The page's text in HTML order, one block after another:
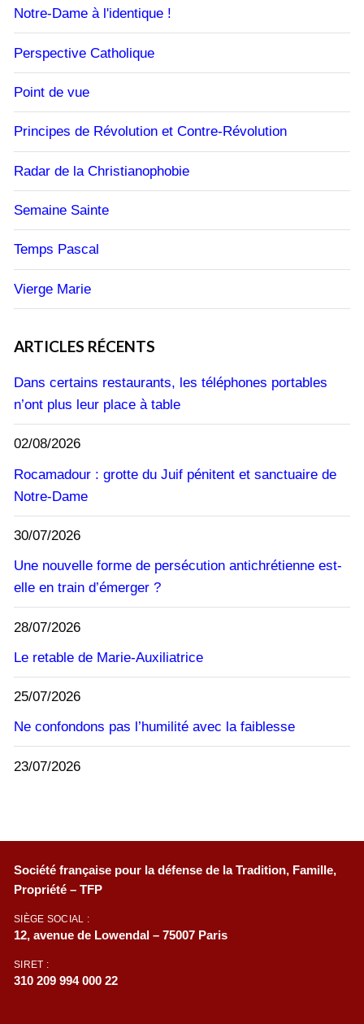
Notre-Dame à l'identique !
Perspective Catholique
Point de vue
Principes de Révolution et Contre-Révolution
Radar de la Christianophobie
Semaine Sainte
Temps Pascal
Vierge Marie
ARTICLES RÉCENTS
Dans certains restaurants, les téléphones portables
n’ont plus leur place à table
02/08/2026
Rocamadour : grotte du Juif pénitent et sanctuaire de
Notre-Dame
30/07/2026
Une nouvelle forme de persécution antichrétienne est-
elle en train d’émerger ?
28/07/2026
Le retable de Marie-Auxiliatrice
25/07/2026
Ne confondons pas l’humilité avec la faiblesse
23/07/2026
Société française pour la défense de la Tradition, Famille,
Propriété – TFP
SIÈGE SOCIAL :
12, avenue de Lowendal – 75007 Paris
SIRET :
310 209 994 000 22